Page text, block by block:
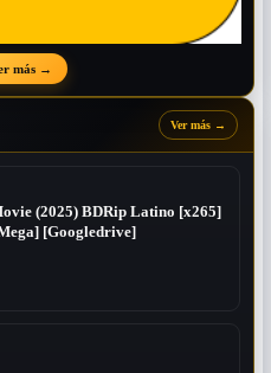
más →
Ver más →
(2025) BDRip Latino [x265]
[Googledrive]